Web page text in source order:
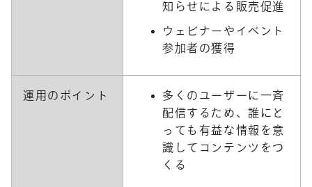
知らせによる販売促進
ウェビナーやイベント
参加者の獲得
運用のポイント
多くのユーザーに一斉
配信するため、誰にと
っても有益な情報を意
識してコンテンツをつ
くる